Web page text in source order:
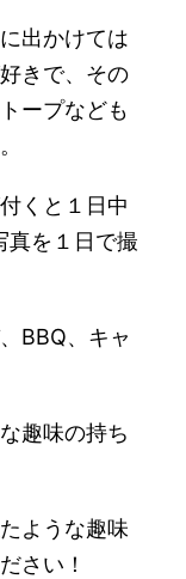
出かけては
きで、その
ープなども
くと１日中
真を１日で撮
BBQ、キャ
趣味の持ち
ような趣味
さい！